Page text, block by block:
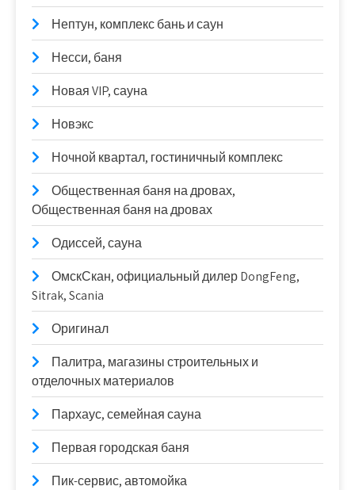
Нептун, комплекс бань и саун
Несси, баня
Новая VIP, сауна
Новэкс
Ночной квартал, гостиничный комплекс
Общественная баня на дровах,
Общественная баня на дровах
Одиссей, сауна
ОмскСкан, официальный дилер DongFeng,
Sitrak, Scania
Оригинал
Палитра, магазины строительных и
отделочных материалов
Пархаус, семейная сауна
Первая городская баня
Пик-сервис, автомойка